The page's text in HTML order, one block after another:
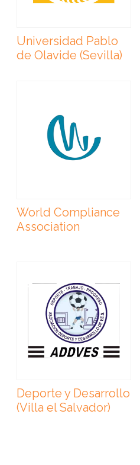
Universidad Pablo
de Olavide (Sevilla)
World Compliance
Association
Deporte y Desarrollo
(Villa el Salvador)